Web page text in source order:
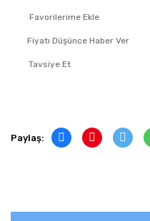
Fiyatı Düşünce Haber Ver
Tavsiye Et
Paylaş: